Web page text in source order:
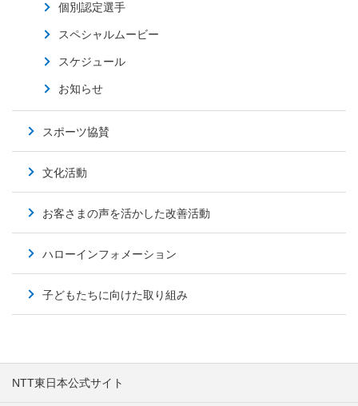
個別認定選手
スペシャルムービー
スケジュール
お知らせ
スポーツ協賛
文化活動
お客さまの声を活かした改善活動
ハローインフォメーション
子どもたちに向けた取り組み
NTT東日本公式サイト